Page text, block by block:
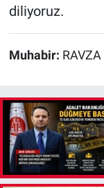
diliyoruz.
Muhabir: